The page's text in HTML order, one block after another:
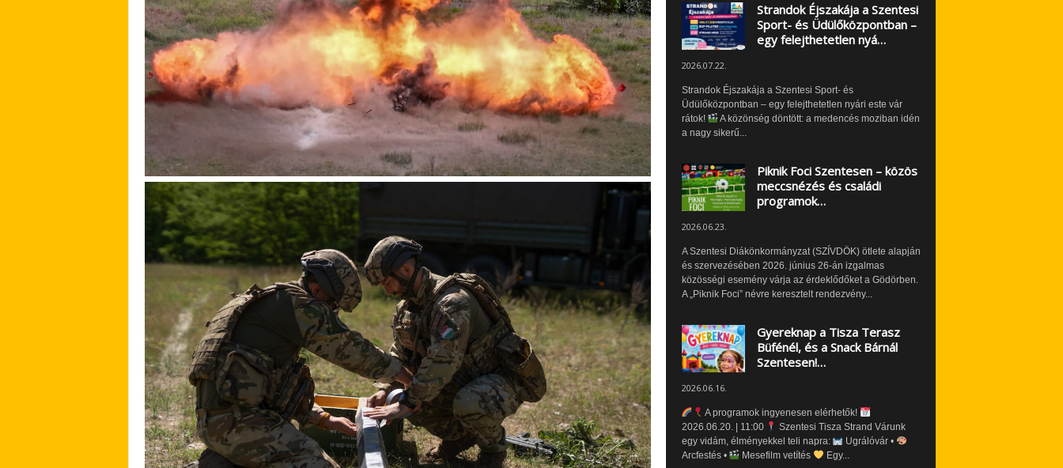
Strandok Éjszakája a Szentesi
Sport- és Üdülőközpontban –
egy felejthetetlen nyá…
2026.07.22.
Strandok Éjszakája a Szentesi Sport- és
Üdülőközpontban – egy felejthetetlen nyári este vár
rátok!
A közönség döntött: a medencés moziban idén
a nagy sikerű...
Piknik Foci Szentesen – közös
meccsnézés és családi
programok…
2026.06.23.
A Szentesi Diákönkormányzat (SZÍVDÖK) ötlete alapján
és szervezésében 2026. június 26-án izgalmas
közösségi esemény várja az érdeklődőket a Gödörben.
A „Piknik Foci” névre keresztelt rendezvény...
Gyereknap a Tisza Terasz
Büfénél, és a Snack Bárnál
Szentesen!…
2026.06.16.
A programok ingyenesen elérhetők!
2026.06.20. | 11:00
Szentesi Tisza Strand Várunk
egy vidám, élményekkel teli napra:
Ugrálóvár •
Arcfestés •
Mesefilm vetítés Egy...